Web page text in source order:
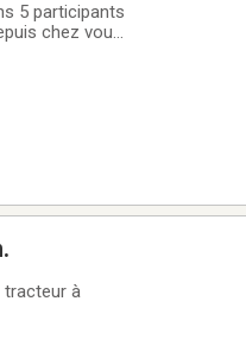
5 participants
chez vous)
tracteur à